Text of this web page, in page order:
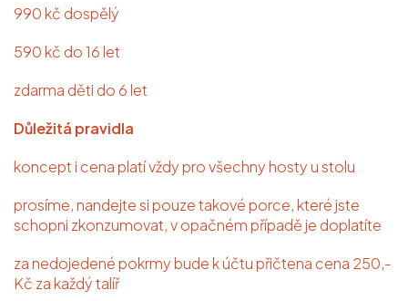
990 kč dospělý
590 kč do 16 let
zdarma děti do 6 let
Důležitá pravidla
koncept i cena platí vždy pro všechny hosty u stolu
prosíme, nandejte si pouze takové porce, které jste
schopni zkonzumovat, v opačném případě je doplatíte
za nedojedené pokrmy bude k účtu přičtena cena 250,-
Kč za každý talíř